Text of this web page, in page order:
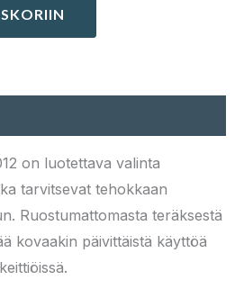
on luotettava valinta
tarvitsevat tehokkaan
Ruostumattomasta teräksestä
kovaakin päivittäistä käyttöä